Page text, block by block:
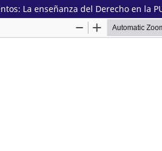
La enseñanza del Derecho en la